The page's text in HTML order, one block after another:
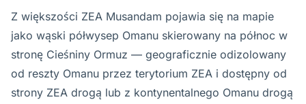
Z większości ZEA Musandam pojawia się na mapie
jako wąski półwysep Omanu skierowany na północ w
stronę Cieśniny Ormuz — geograficznie odizolowany
od reszty Omanu przez terytorium ZEA i dostępny od
strony ZEA drogą lub z kontynentalnego Omanu drogą